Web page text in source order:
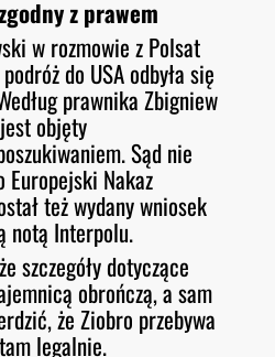
z prawem
w rozmowie z Polsat
do USA odbyła się
prawnika Zbigniew
objęty
Sąd nie
Europejski Nakaz
też wydany wniosek
notą Interpolu.
szczegóły dotyczące
obrończą, a sam
że Ziobro przebywa
legalnie.